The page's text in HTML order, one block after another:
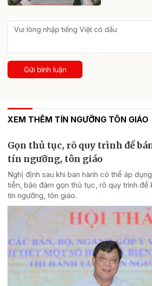
Gửi bình luận
XEM THÊM TÍN NGƯỠNG TÔN GIÁO
Gọn thủ tục, rõ quy trình để
tín ngưỡng, tôn giáo
Nghị định sau khi ban hành có thể áp
tiễn, bảo đảm gọn thủ tục, rõ quy trình để
tín ngưỡng, tôn giáo.